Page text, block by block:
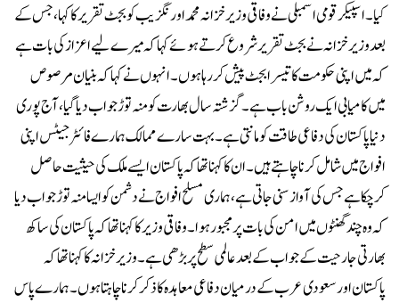
کیا۔ اسپیکر قومی اسمبلی نے وفاقی وزیر خزانہ محمد اورنگزیب کو بجٹ تقریر کا کہا، جس کے
بعد وزیر خزانہ نے بجٹ تقریر شروع کرتے ہوئے کہا کہ میرے لیے اعزاز کی بات ہے
کہ میں اپنی حکومت کا تیسرا بجٹ پیش کر رہا ہوں۔انہوں نے کہا کہ بنیان مرصوص
میں کامیابی ایک روشن باب ہے۔ گزشتہ سال بھارت کو منہ توڑ جواب دیا گیا، آج پوری
دنیا پاکستان کی دفاعی طاقت کو مانتی ہے۔ بہت سارے ممالک ہمارے فائٹر جیٹس اپنی
افواج میں شامل کرنا چاہتے ہیں۔ان کا کہنا تھا کہ پاکستان ایسے ملک کی حیثیت حاصل
کرچکا ہے جس کی آواز سنی جاتی ہے، ہماری مسلح افواج نے دشمن کو ایسا منہ توڑ جواب دیا
کہ وہ چند گھنٹوں میں امن کی بات پر مجبور ہوا۔وفاقی وزیر کا کہنا تھا کہ پاکستان کی ساکھ
بھارتی جارحیت کے جواب کے بعد عالمی سطح پر بڑھی ہے۔ وزیر خزانہ کا کہنا تھا کہ
پاکستان اور سعودی عرب کے درمیان دفاعی معاہدہ کا ذکر کرنا چاہتا ہوں۔ ہمارے پاس